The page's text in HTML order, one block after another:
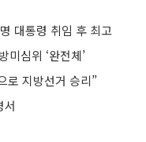
대통령 취임 후 최고
심위 ‘완전체’
로 지방선거 승리”
서